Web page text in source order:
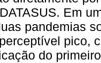
Em
pandemias
pico,
do